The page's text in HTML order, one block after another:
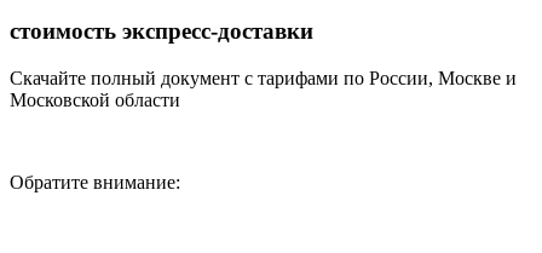
стоимость экспресс-доставки
Скачайте полный документ с тарифами по России, Москве и
Московской области
Обратите внимание: